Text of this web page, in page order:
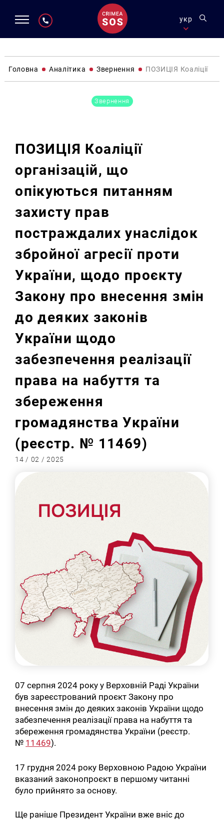
укр
Головна Аналітика Звернення ПОЗИЦІЯ Коаліції
Звернення
ПОЗИЦІЯ Коаліції
організацій, що
опікуються питанням
захисту прав
постраждалих унаслідок
збройної агресії проти
України, щодо проєкту
Закону про внесення змін
до деяких законів
України щодо
забезпечення реалізації
права на набуття та
збереження
громадянства України
(реєстр. № 11469)
14 / 02 / 2025
07 серпня 2024 року у Верховній Раді України
був зареєстрований проєкт Закону про
внесення змін до деяких законів України щодо
забезпечення реалізації права на набуття та
збереження громадянства України (реєстр.
№ 11469).
17 грудня 2024 року Верховною Радою України
вказаний законопроєкт в першому читанні
було прийнято за основу.
Ще раніше Президент України вже вніс до